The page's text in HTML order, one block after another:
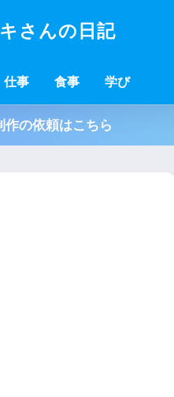
さんの日記
仕事 食事 学び
作の依頼はこちら